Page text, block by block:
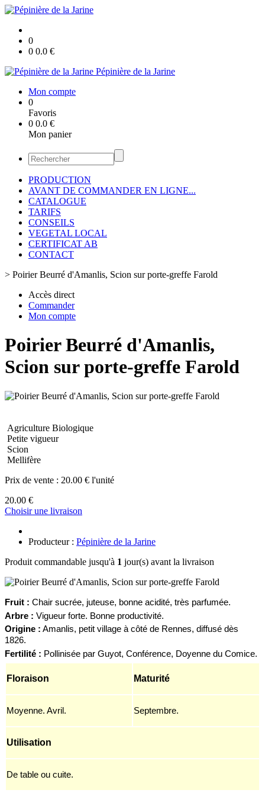
0
0 0.0 €
Pépinière de la Jarine
Mon compte
0
Favoris
0 0.0 €
Mon panier
PRODUCTION
AVANT DE COMMANDER EN LIGNE...
CATALOGUE
TARIFS
CONSEILS
VEGETAL LOCAL
CERTIFICAT AB
CONTACT
> Poirier Beurré d'Amanlis, Scion sur porte-greffe Farold
Accès direct
Commander
Mon compte
Poirier Beurré d'Amanlis,
Scion sur porte-greffe Farold
Agriculture Biologique
Petite vigueur
Scion
Mellifère
Prix de vente : 20.00 € l'unité
20.00 €
Choisir une livraison
Producteur : Pépinière de la Jarine
Produit commandable jusqu'à 1 jour(s) avant la livraison
Fruit : Chair sucrée, juteuse, bonne acidité, très parfumée.
Arbre : Vigueur forte. Bonne productivité.
Origine : Amanlis, petit village à côté de Rennes, diffusé dès
1826.
Fertilité : Pollinisée par Guyot, Conférence, Doyenne du Comice.
Floraison Maturité
Moyenne. Avril. Septembre.
Utilisation
De table ou cuite.